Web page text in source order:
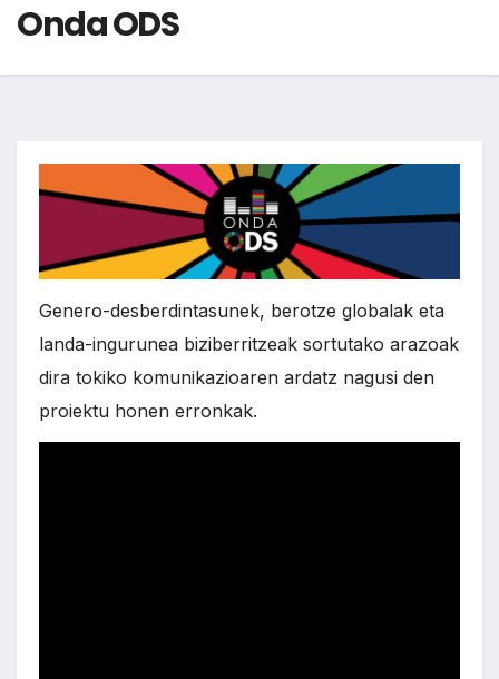
Onda ODS
Genero-desberdintasunek, berotze globalak eta
landa-ingurunea biziberritzeak sortutako arazoak
dira tokiko komunikazioaren ardatz nagusi den
proiektu honen erronkak.